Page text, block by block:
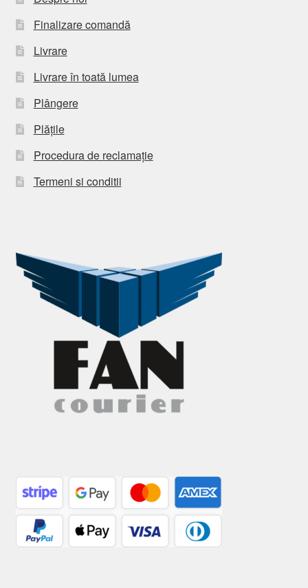
Finalizare comandă
Livrare
Livrare în toată lumea
Plângere
Plățile
Procedura de reclamație
Termeni si conditii